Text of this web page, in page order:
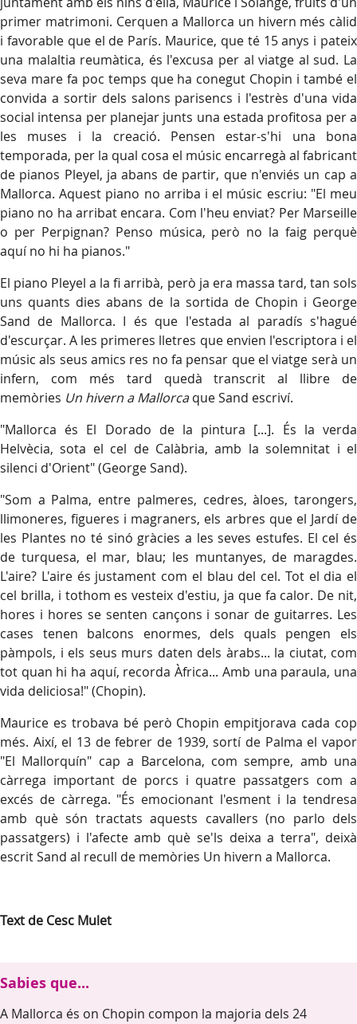
primer matrimoni. Cerquen a Mallorca un hivern més càlid
i favorable que el de París. Maurice, que té 15 anys i pateix
una malaltia reumàtica, és l'excusa per al viatge al sud. La
seva mare fa poc temps que ha conegut Chopin i també el
convida a sortir dels salons parisencs i l'estrès d'una vida
social intensa per planejar junts una estada profitosa per a
les muses i la creació. Pensen estar-s'hi una bona
temporada, per la qual cosa el músic encarregà al fabricant
de pianos Pleyel, ja abans de partir, que n'enviés un cap a
Mallorca. Aquest piano no arriba i el músic escriu: "El meu
piano no ha arribat encara. Com l'heu enviat? Per Marseille
o per Perpignan? Penso música, però no la faig perquè
aquí no hi ha pianos."
El piano Pleyel a la fi arribà, però ja era massa tard, tan sols
uns quants dies abans de la sortida de Chopin i George
Sand de Mallorca. I és que l'estada al paradís s'hagué
d'escurçar. A les primeres lletres que envien l'escriptora i el
músic als seus amics res no fa pensar que el viatge serà un
infern, com més tard quedà transcrit al llibre de
memòries Un hivern a Mallorcaque Sand escriví.
"Mallorca és El Dorado de la pintura [...]. És la verda
Helvècia, sota el cel de Calàbria, amb la solemnitat i el
silenci d'Orient" (George Sand).
"Som a Palma, entre palmeres, cedres, àloes, tarongers,
llimoneres, figueres i magraners, els arbres que el Jardí de
les Plantes no té sinó gràcies a les seves estufes. El cel és
de turquesa, el mar, blau; les muntanyes, de maragdes.
L'aire? L'aire és justament com el blau del cel. Tot el dia el
cel brilla, i tothom es vesteix d'estiu, ja que fa calor. De nit,
hores i hores se senten cançons i sonar de guitarres. Les
cases tenen balcons enormes, dels quals pengen els
pàmpols, i els seus murs daten dels àrabs... la ciutat, com
tot quan hi ha aquí, recorda Àfrica... Amb una paraula, una
vida deliciosa!" (Chopin).
Maurice es trobava bé però Chopin empitjorava cada cop
més. Així, el 13 de febrer de 1939, sortí de Palma el vapor
"El Mallorquín" cap a Barcelona, com sempre, amb una
càrrega important de porcs i quatre passatgers com a
excés de càrrega. "És emocionant l'esment i la tendresa
amb què són tractats aquests cavallers (no parlo dels
passatgers) i l'afecte amb què se'ls deixa a terra", deixà
escrit Sand al recull de memòries Un hivern a Mallorca.
Text de Cesc Mulet
Sabies que...
A Mallorca és on Chopin compon la majoria dels 24